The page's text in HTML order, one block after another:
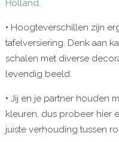
Holland.
• Hoogteverschillen zijn
tafelversiering. Denk aan
schalen met diverse
levendig beeld.
• Jij en je partner houden
kleuren, dus probeer hier
juiste verhouding tussen